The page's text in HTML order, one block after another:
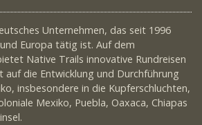
Unternehmen, das seit 1996
Europa tätig ist. Auf dem
Native Trails innovative Rundreisen
auf die Entwicklung und Durchführung
insbesondere in die Kupferschluchten,
Mexiko, Puebla, Oaxaca, Chiapas